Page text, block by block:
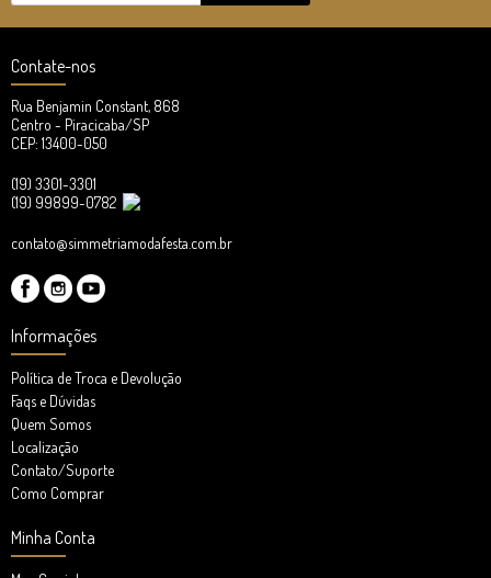
Contate-nos
Rua Benjamin Constant, 868
Centro - Piracicaba/SP
CEP: 13400-050
(19) 3301-3301
(19) 99899-0782
contato@simmetriamodafesta.com.br
Informações
Política de Troca e Devolução
Faqs e Dúvidas
Quem Somos
Localização
Contato/Suporte
Como Comprar
Minha Conta